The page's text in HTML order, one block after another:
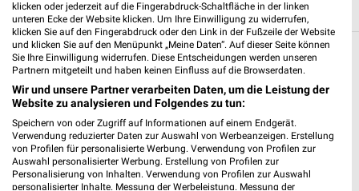
476,67 km
Supermärkte Angebote und Prospekte für
Andernach
Kaufland REWE
klicken oder jederzeit auf die Fingerabdruck-Schaltfläche in der linken
unteren Ecke der Website klicken. Um Ihre Einwilligung zu widerrufen,
klicken Sie auf den Fingerabdruck oder den Link in der Fußzeile der Website
und klicken Sie auf den Menüpunkt „Meine Daten“. Auf dieser Seite können
Sie Ihre Einwilligung widerrufen. Diese Entscheidungen werden unseren
Partnern mitgeteilt und haben keinen Einfluss auf die Browserdaten.
Wir und unsere Partner verarbeiten Daten, um die Leistung der
Website zu analysieren und Folgendes zu tun:
Speichern von oder Zugriff auf Informationen auf einem Endgerät.
Verwendung reduzierter Daten zur Auswahl von Werbeanzeigen. Erstellung
von Profilen für personalisierte Werbung. Verwendung von Profilen zur
Auswahl personalisierter Werbung. Erstellung von Profilen zur
Personalisierung von Inhalten. Verwendung von Profilen zur Auswahl
personalisierter Inhalte. Messung der Werbeleistung. Messung der